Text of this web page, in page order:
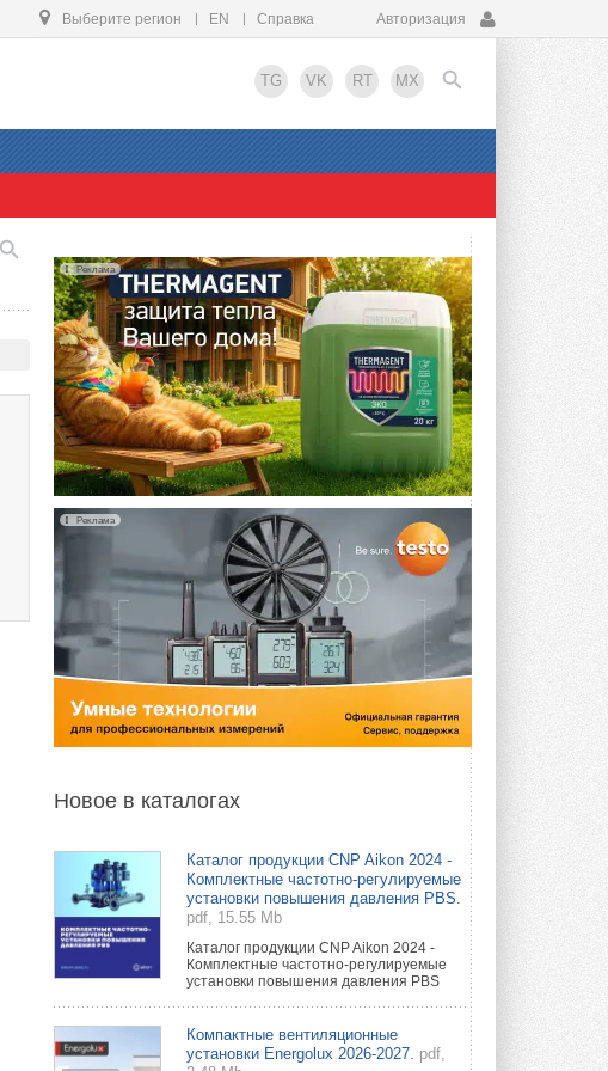
Выберите регион EN Справка Авторизация
TG VK RT MX
EN
Реклама
Реклама
Новое в каталогах
Каталог продукции CNP Aikon 2024 -
Комплектные частотно-регулируемые
установки повышения давления PBS.
pdf, 15.55 Mb
Каталог продукции CNP Aikon 2024 -
Комплектные частотно-регулируемые
установки повышения давления PBS
Компактные вентиляционные
установки Energolux 2026-2027. pdf,